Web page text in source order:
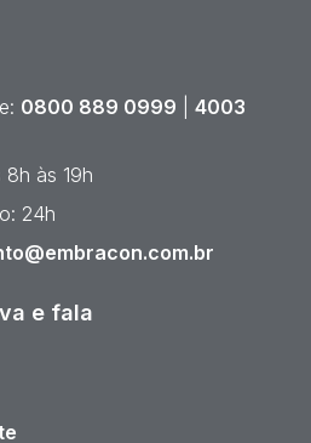
0800 889 0999
4003
às 19h
24h
e fala